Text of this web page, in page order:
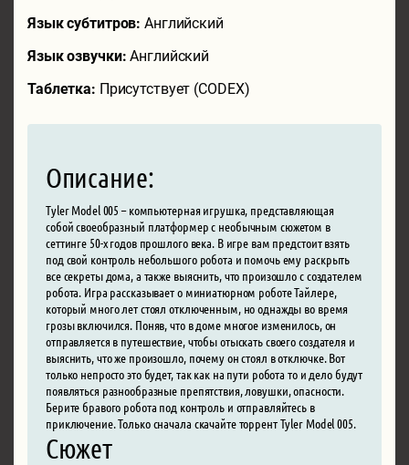
Язык субтитров:Английский
Язык озвучки:Английский
Таблетка: Присутствует (CODEX)
Описание:
Tyler Model 005 – компьютерная игрушка, представляющая
собой своеобразный платформер с необычным сюжетом в
сеттинге 50-х годов прошлого века. В игре вам предстоит взять
под свой контроль небольшого робота и помочь ему раскрыть
все секреты дома, а также выяснить, что произошло с создателем
робота. Игра рассказывает о миниатюрном роботе Тайлере,
который много лет стоял отключенным, но однажды во время
грозы включился. Поняв, что в доме многое изменилось, он
отправляется в путешествие, чтобы отыскать своего создателя и
выяснить, что же произошло, почему он стоял в отключке. Вот
только непросто это будет, так как на пути робота то и дело будут
появляться разнообразные препятствия, ловушки, опасности.
Берите бравого робота под контроль и отправляйтесь в
приключение. Только сначала скачайте торрент Tyler Model 005.
Сюжет